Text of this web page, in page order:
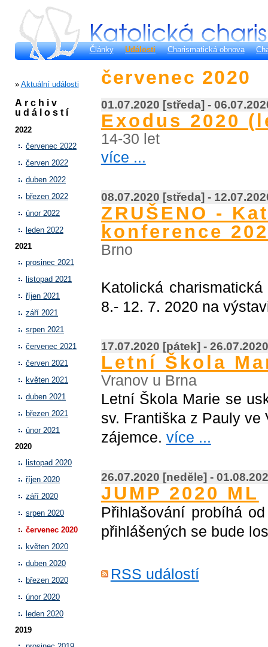
Články Události Charismatická obnova
» Aktuální události
Archiv
událostí
2022
červenec 2022
červen 2022
duben 2022
březen 2022
únor 2022
leden 2022
2021
prosinec 2021
listopad 2021
říjen 2021
září 2021
srpen 2021
červenec 2021
červen 2021
květen 2021
duben 2021
březen 2021
únor 2021
2020
listopad 2020
říjen 2020
září 2020
srpen 2020
červenec 2020
květen 2020
duben 2020
březen 2020
únor 2020
leden 2020
2019
červenec 2020
01.07.2020 [středa] -
Exodus 2020
14-30 let
více ...
08.07.2020 [středa] -
ZRUŠENO -
konference
Brno
Katolická
8.- 12. 7. 2020 na
17.07.2020 [pátek] -
Letní Škola
Vranov u Brna
Letní Škola Marie se
sv. Františka z Pauly ve
zájemce. více ...
26.07.2020 [neděle] -
JUMP 2020 ML
Přihlašování probíhá
přihlášených se bude
RSS událostí